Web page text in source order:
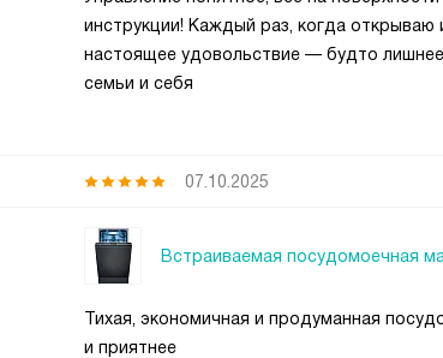
инструкции! Каждый раз, когда
настоящее удовольствие — будто
семьи и себя
07.10.2025
Встраиваемая посудомоечная
Тихая, экономичная и продуманная
и приятнее